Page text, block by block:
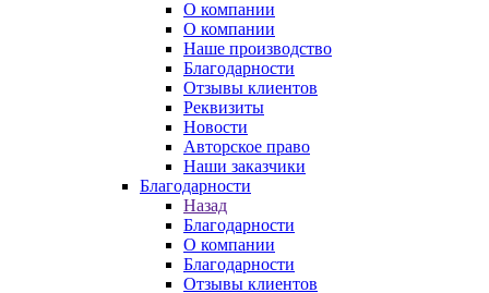
О компании
О компании
Наше производство
Благодарности
Отзывы клиентов
Реквизиты
Новости
Авторское право
Наши заказчики
Благодарности
Назад
Благодарности
О компании
Благодарности
Отзывы клиентов